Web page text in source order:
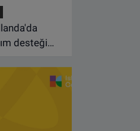
çıktı
desteği
yapıyor